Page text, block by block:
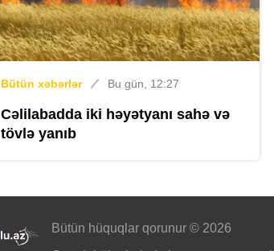
Bütün xəbərlər Bu gün, 12:27
Cəlilabadda iki həyətyanı sahə və
tövlə yanıb
Bütün hüquqlar qorunur © 2026